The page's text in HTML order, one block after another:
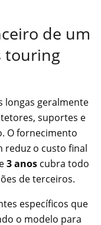
de um
touring
longas geralmente
suportes e
O fornecimento
reduz o custo final
3 anos cubra todo
de terceiros.
específicos que
o modelo para